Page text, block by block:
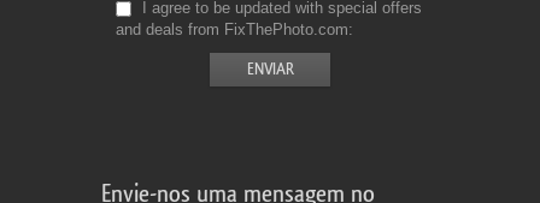
I agree to be updated with special offers
and deals from FixThePhoto.com
Envie-nos uma mensagem no